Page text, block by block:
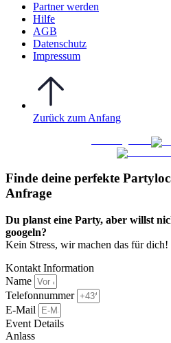
Partner werden
Hilfe
AGB
Datenschutz
Impressum
Zurück zum Anfang
Finde deine perfekte
Anfrage​
Du planst eine Party, aber willst
googeln?
Kein Stress, wir machen das für dich!
Kontakt Information
Name
Telefonnummer
E-Mail
Event Details
Anlass